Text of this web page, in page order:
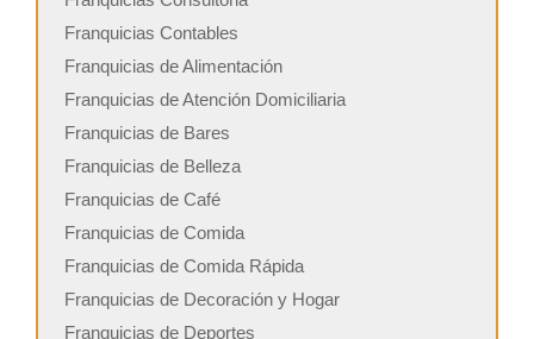
Franquicias Contables
Franquicias de Alimentación
Franquicias de Atención Domiciliaria
Franquicias de Bares
Franquicias de Belleza
Franquicias de Café
Franquicias de Comida
Franquicias de Comida Rápida
Franquicias de Decoración y Hogar
Franquicias de Deportes